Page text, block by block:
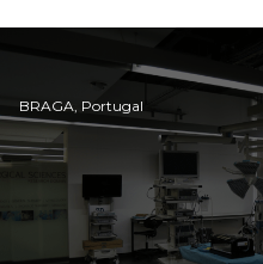
BRAGA, Portugal